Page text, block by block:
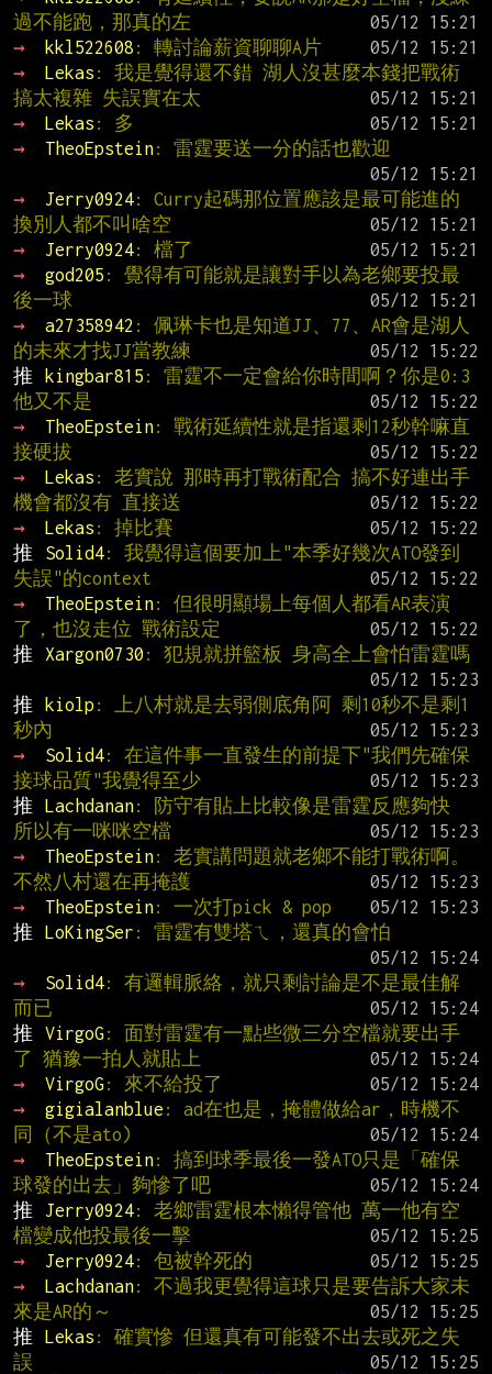
過不能跑，那真的左
→
kkl522608 : 轉討論薪資聊聊A片
→
Lekas : 我是覺得還不錯 湖人沒甚麼本錢把戰術
搞太複雜 失誤實在太
→
Lekas : 多
→
TheoEpstein: 雷霆要送一分的話也歡迎
→
Jerry0924: Curry起碼那位置應該是最可能進的
換別人都不叫啥空
→
Jerry0924: 檔了
→
god205 : 覺得有可能就是讓對手以為老鄉要投最
後一球
→
a27358942 : 佩琳卡也是知道JJ、77、AR會是湖人
的未來才找JJ當教練
推
kingbar815 : 雷霆不一定會給你時間啊？你是0:3
他又不是
→
TheoEpstein: 戰術延續性就是指還剩12秒幹嘛直
接硬拔
→
Lekas : 老實說 那時再打戰術配合 搞不好連出手
機會都沒有 直接送
→
Lekas : 掉比賽
推
Solid4: 我覺得這個要加上"本季好幾次ATO發到
失誤"的context
→
TheoEpstein: 但很明顯場上每個人都看AR表演
了，也沒走位 戰術設定
推
Xargon0730 : 犯規就拼籃板 身高全上會怕雷霆嗎
推
kiolp : 上八村就是去弱側底角阿 剩10秒不是剩1
秒內
→
Solid4: 在這件事一直發生的前提下"我們先確保
接球品質"我覺得至少
推
Lachdanan: 防守有貼上比較像是雷霆反應夠快
所以有一咪咪空檔
→
TheoEpstein: 老實講問題就老鄉不能打戰術啊。
不然八村還在再掩護
→
TheoEpstein: 一次打pick & pop
推
LoKingSer : 雷霆有雙塔ㄟ，還真的會怕
→
Solid4: 有邏輯脈絡，就只剩討論是不是最佳解
而已
推
VirgoG: 面對雷霆有一點些微三分空檔就要出手
了 猶豫一拍人就貼上
→
VirgoG: 來不給投了
→
gigialanblue : ad在也是，掩體做給ar，時機不
同（不是ato)
→
TheoEpstein: 搞到球季最後一發ATO只是「確保
球發的出去」夠慘了吧
推
Jerry0924: 老鄉雷霆根本懶得管他 萬一他有空
檔變成他投最後一擊
→
Jerry0924: 包被幹死的
→
Lachdanan: 不過我更覺得這球只是要告訴大家未
來是AR的～
推
Lekas : 確實慘 但還真有可能發不出去或死之失
誤